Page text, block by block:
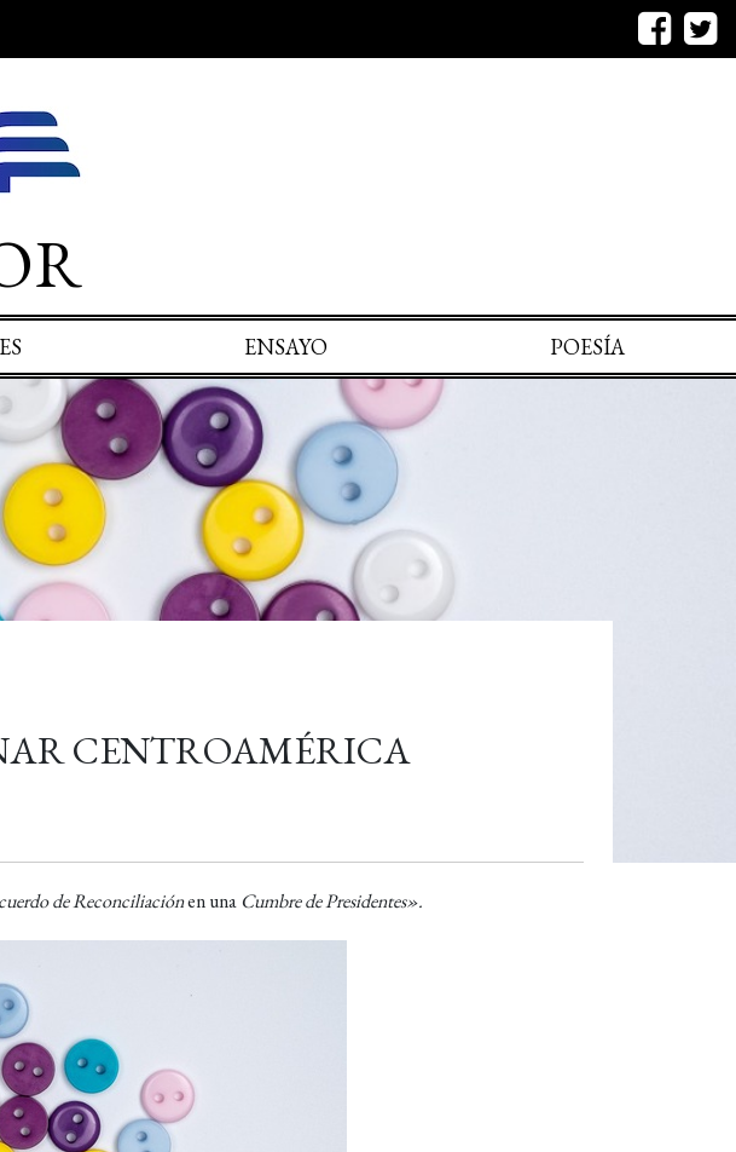
ENSAYO POESÍA
CENTROAMÉRICA
de Reconciliaciónen unaCumbre de Presidentes».